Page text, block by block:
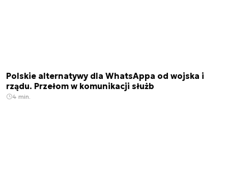
Polskie alternatywy dla WhatsAppa od wojska i
rządu. Przełom w komunikacji służb
4 min.